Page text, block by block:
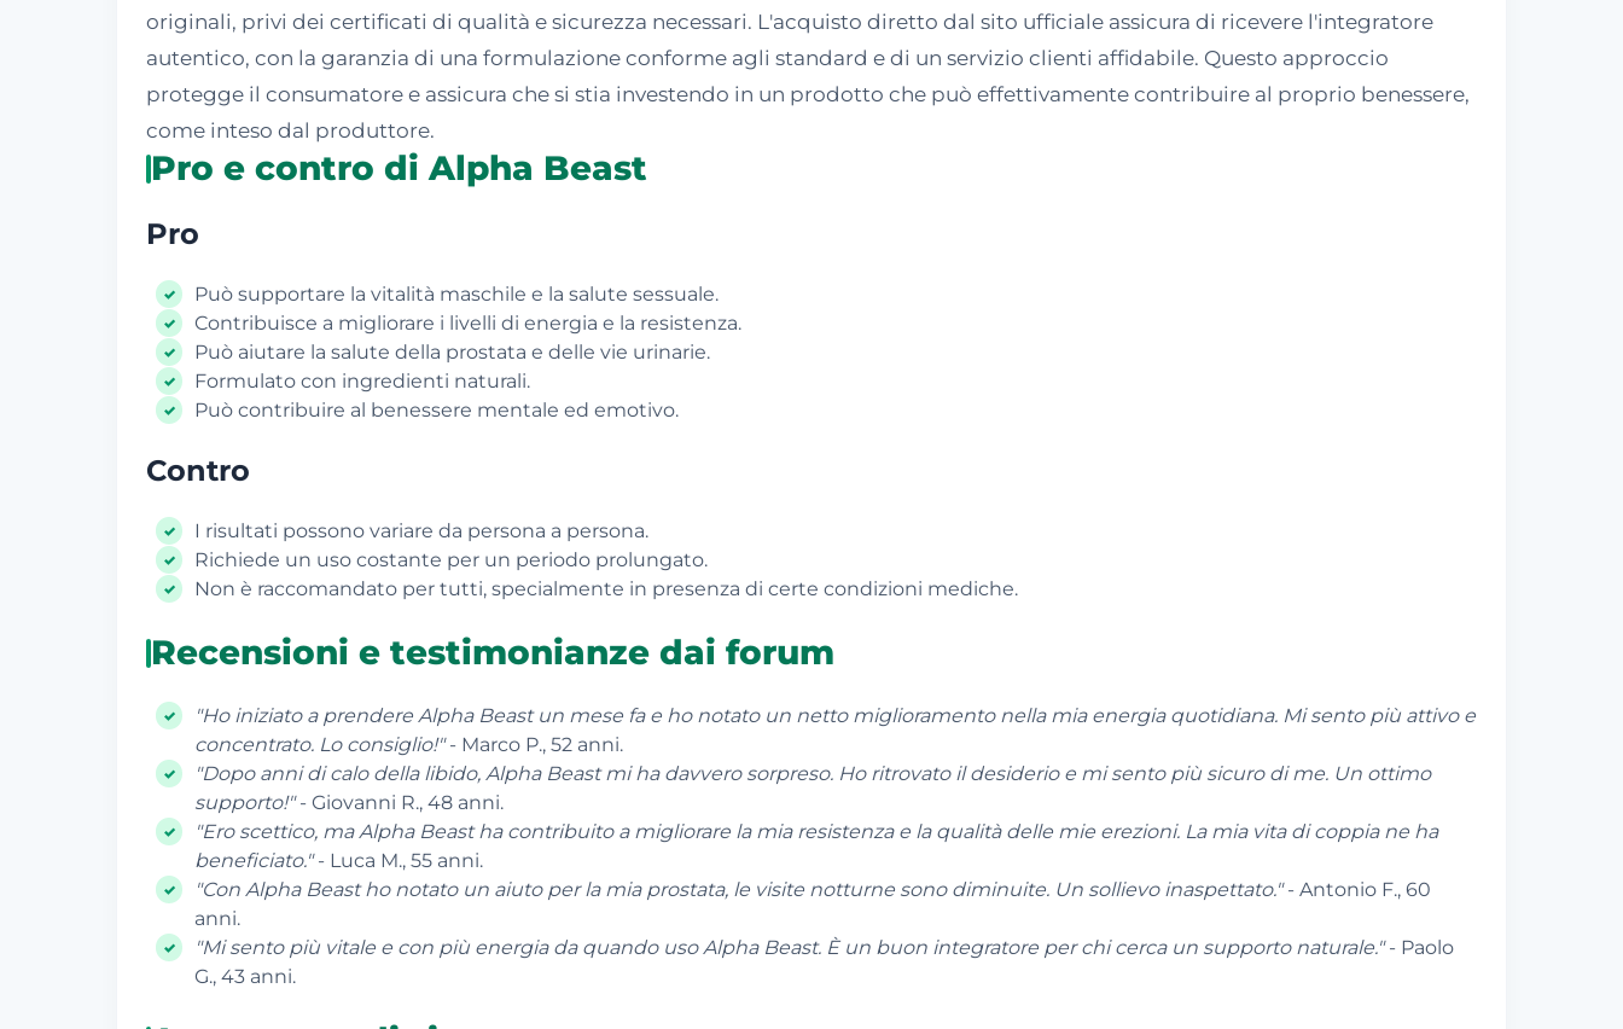
originali, privi dei certificati di qualità e sicurezza necessari. L'acquisto diretto dal sito ufficiale assicura di ricevere l'integratore
autentico, con la garanzia di una formulazione conforme agli standard e di un servizio clienti affidabile. Questo approccio
protegge il consumatore e assicura che si stia investendo in un prodotto che può effettivamente contribuire al proprio benessere,
come inteso dal produttore.
Pro e contro di Alpha Beast
Pro
Può supportare la vitalità maschile e la salute sessuale.
Contribuisce a migliorare i livelli di energia e la resistenza.
Può aiutare la salute della prostata e delle vie urinarie.
Formulato con ingredienti naturali.
Può contribuire al benessere mentale ed emotivo.
Contro
I risultati possono variare da persona a persona.
Richiede un uso costante per un periodo prolungato.
Non è raccomandato per tutti, specialmente in presenza di certe condizioni mediche.
Recensioni e testimonianze dai forum
"Ho iniziato a prendere Alpha Beast un mese fa e ho notato un netto miglioramento nella mia energia quotidiana. Mi sento più attivo e
concentrato. Lo consiglio!"- Marco P., 52 anni.
"Dopo anni di calo della libido, Alpha Beast mi ha davvero sorpreso. Ho ritrovato il desiderio e mi sento più sicuro di me. Un ottimo
supporto!"- Giovanni R., 48 anni.
"Ero scettico, ma Alpha Beast ha contribuito a migliorare la mia resistenza e la qualità delle mie erezioni. La mia vita di coppia ne ha
beneficiato."- Luca M., 55 anni.
"Con Alpha Beast ho notato un aiuto per la mia prostata, le visite notturne sono diminuite. Un sollievo inaspettato."- Antonio F., 60
anni.
"Mi sento più vitale e con più energia da quando uso Alpha Beast. È un buon integratore per chi cerca un supporto naturale."- Paolo
G., 43 anni.